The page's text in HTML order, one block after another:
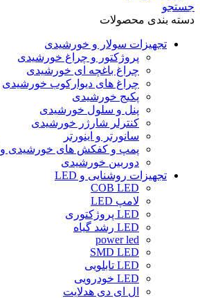
جستجو
دسته بندی محصولات
تجهیزات سولار و خورشیدی
پروژکتور و چراغ خورشیدی
چراغ باغچه ای خورشیدی
چراغ های دیوارکوب خورشیدی
پکیج خورشیدی
پنل و سلول خورشیدی
کنترلر شارژر خورشیدی
سانورتر و اینورتر
پمپ و کفکش های خورشیدی و DC
دوربین خورشیدی
تجهیزات روشنایی و LED
COB LED
لامپ LED
LED پروژکتوری
LED رشد گیاه
power led
SMD LED
LED تابلویی
LED خودرویی
ال ای دی هدلایت